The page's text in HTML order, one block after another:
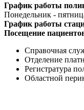
График работы
Понедельник -
График работы
Посещение
Справочная
Отделение
Регистратура
Областной